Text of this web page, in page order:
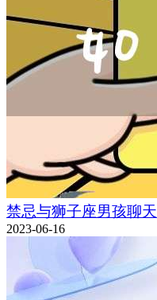
禁忌与狮子座男孩聊天
2023-06-16